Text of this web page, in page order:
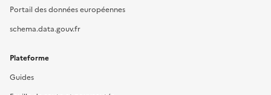
Portail des données européennes
schema.data.gouv.fr
Plateforme
Guides